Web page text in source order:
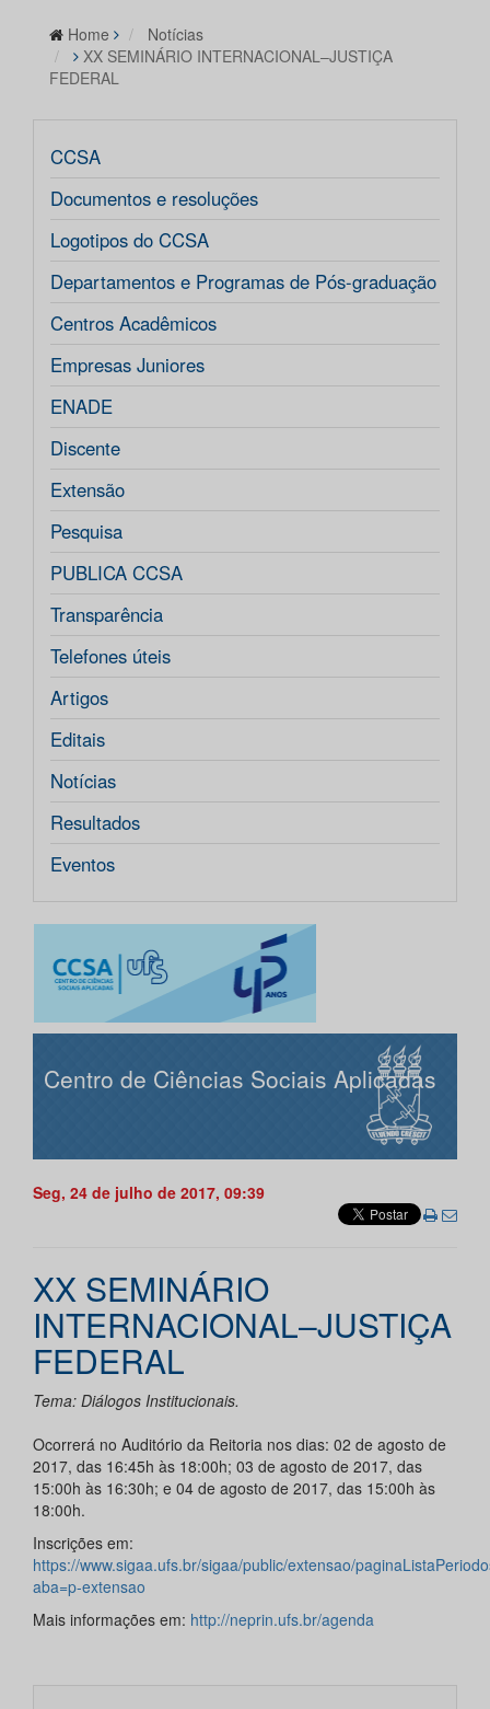
Home
Notícias
XX SEMINÁRIO INTERNACIONAL–JUSTIÇA
FEDERAL
CCSA
Documentos e resoluções
Logotipos do CCSA
Departamentos e Programas de Pós-graduação
Centros Acadêmicos
Empresas Juniores
ENADE
Discente
Extensão
Pesquisa
PUBLICA CCSA
Transparência
Telefones úteis
Artigos
Editais
Notícias
Resultados
Eventos
Centro de Ciências Sociais Aplicadas
Seg, 24 de julho de 2017, 09:39
XX SEMINÁRIO
INTERNACIONAL–JUSTIÇA
FEDERAL
Tema: Diálogos Institucionais.
Ocorrerá no Auditório da Reitoria nos dias: 02 de agosto de
2017, das 16:45h às 18:00h; 03 de agosto de 2017, das
15:00h às 16:30h; e 04 de agosto de 2017, das 15:00h às
18:00h.
Inscrições em:
https://www.sigaa.ufs.br/sigaa/public/extensao/
aba=p-extensao
Mais informações em: http://neprin.ufs.br/agenda